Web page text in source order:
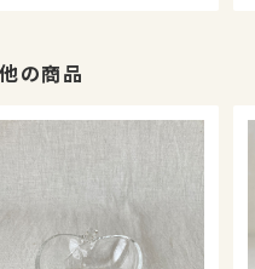
の商品